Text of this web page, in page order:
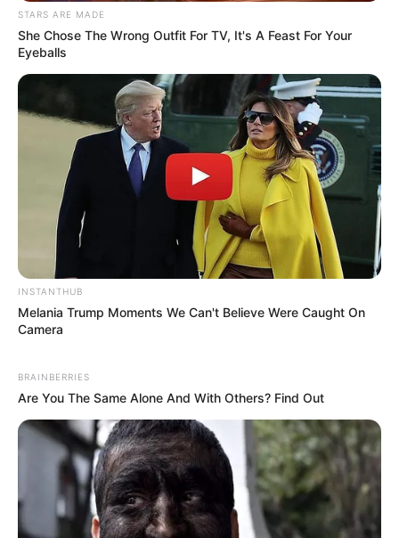
STARS ARE MADE
She Chose The Wrong Outfit For TV, It's A Feast For Your
Eyeballs
INSTANTHUB
Melania Trump Moments We Can't Believe Were Caught On
Camera
BRAINBERRIES
Are You The Same Alone And With Others? Find Out